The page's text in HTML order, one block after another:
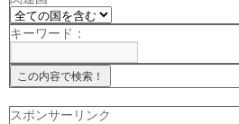
キーワード：
スポンサーリンク